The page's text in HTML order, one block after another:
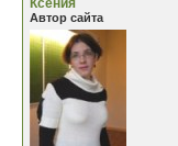
Ксения
Автор сайта